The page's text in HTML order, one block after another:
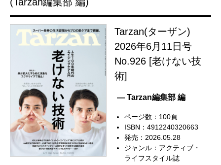
Tarzan(ターザン)
2026年6月11日号
No.926 [老けない技
術]
— Tarzan編集部 編
ページ数：100頁
ISBN：4912240320663
発売：2026.05.28
ジャンル： アクティブ・
ライフスタイル誌